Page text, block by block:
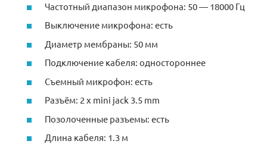
Частотный диапазон микрофона: 50 — 18000 Гц
Выключение микрофона: есть
Диаметр мембраны: 50 мм
Подключение кабеля: одностороннее
Съемный микрофон: есть
Разъём: 2 x mini jack 3.5 mm
Позолоченные разъемы: есть
Длина кабеля: 1.3 м